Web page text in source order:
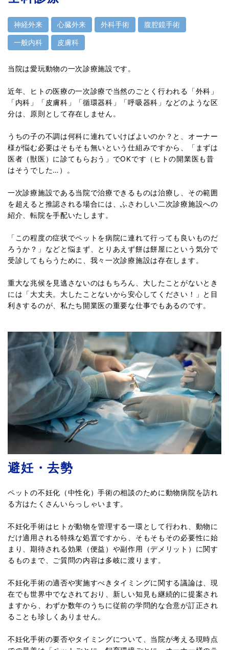
神経外来 心臓外来 外科手術 腹腔鏡手術
一般内科 皮膚科
当院は愛玩動物の一次診療施設です。
近年、ヒトの医療の一次診療で当然のごとく行われる「外科」
「内科」「皮膚科」「循環器科」「呼吸器科」などのような区
分は、原則として存在しません。
うちの子の不調は何科に連れていけばよいのか？と、オーナー
様が悩む必要はそもそも無いという仕組みですから、「まずは
医者（獣医）に診てもらおう」でOKです（ヒトの開業医も昔
はそうでした…）。
一次診療施設である当院で治療できるものは治療し、その範囲
を超えると推認される場合には、ふさわしい二次診療施設への
紹介、転院を手配いたします。
「この程度の症状でペットを病院に連れて行っても良いものだ
ろうか？」などと悩まず、とりあえず餅は餅屋にという気分で
受診してもらうために、我々一次診療施設は存在します。
重大な兆候を見逃さないのはもちろん、大したことがないとき
には「大丈夫。大したことないから安心してください！」と目
利きするのが、私たち開業医の重要な仕事でもあるのです。
避妊・去勢
ペットの不妊化（中性化）手術の相談のために動物病院を訪れ
る方はたくさんいらっしゃいます。
不妊化手術はヒトが動物を管理する一環として行われ、動物に
だけ適用される特殊な処置ですから、そもそもその必要性に始
まり、期待される効果（便益）や副作用（デメリット）に関す
るものまで、ご質問の内容は多岐に渡ります。
不妊化手術の適否や実施すべきタイミングに関する議論は、現
在でも世界中でなされており、新しい知見も継続的に提案され
ますから、わずか数年のうちに従前の学問的な合意が訂正され
ることも珍しくありません。
不妊化手術の要否やタイミングについて、当院が考える現時点